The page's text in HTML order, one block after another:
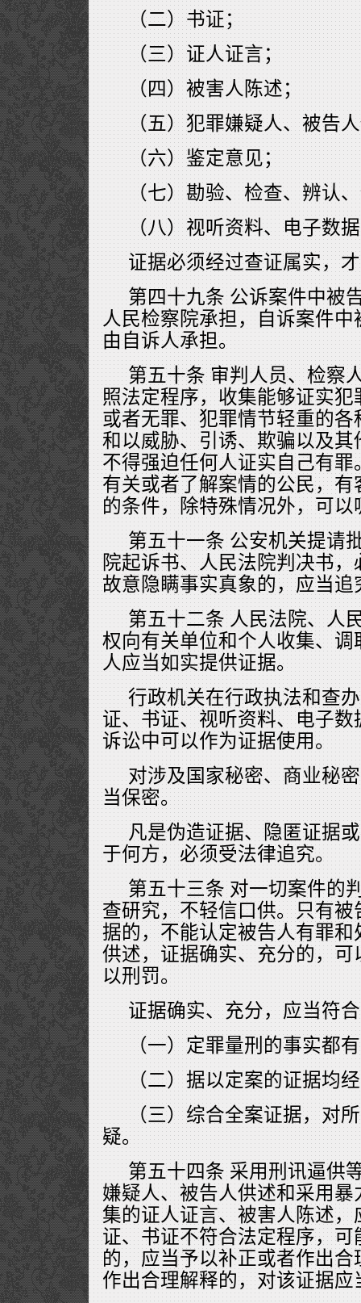
（二）书证；
（三）证人证言；
（四）被害人陈述；
（五）犯罪嫌疑人、被告
（六）鉴定意见；
（七）勘验、检查、辨认
（八）视听资料、电子数
证据必须经过查证属实，
第四十九条 公诉案件中被
人民检察院承担，自诉案件
由自诉人承担。
第五十条 审判人员、检察
照法定程序，收集能够证实
或者无罪、犯罪情节轻重的
和以威胁、引诱、欺骗以及
不得强迫任何人证实自己有
有关或者了解案情的公民，
的条件，除特殊情况外，可
第五十一条 公安机关提请
院起诉书、人民法院判决书
故意隐瞒事实真象的，应当追
第五十二条 人民法院、人
权向有关单位和个人收集、
人应当如实提供证据。
行政机关在行政执法和查
证、书证、视听资料、电子
诉讼中可以作为证据使用。
对涉及国家秘密、商业秘
当保密。
凡是伪造证据、隐匿证据
于何方，必须受法律追究。
第五十三条 对一切案件的
查研究，不轻信口供。只有
据的，不能认定被告人有罪
供述，证据确实、充分的，
以刑罚。
证据确实、充分，应当符
（一）定罪量刑的事实都
（二）据以定案的证据均
（三）综合全案证据，对
疑。
第五十四条 采用刑讯逼供
嫌疑人、被告人供述和采用
集的证人证言、被害人陈述
证、书证不符合法定程序，
的，应当予以补正或者作出
作出合理解释的，对该证据应